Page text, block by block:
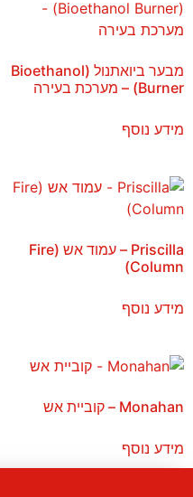
מבער ביואתנול (Bioethanol
Burner) – מערכת בעירה
מידע נוסף
Priscilla – עמוד אש (Fire
Column)
מידע נוסף
Monahan – קוביית אש
מידע נוסף